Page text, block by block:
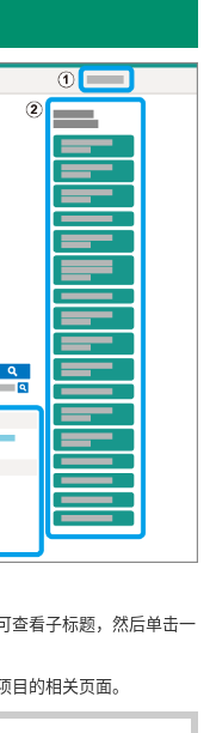
查看子标题，然后单击一
的相关页面。